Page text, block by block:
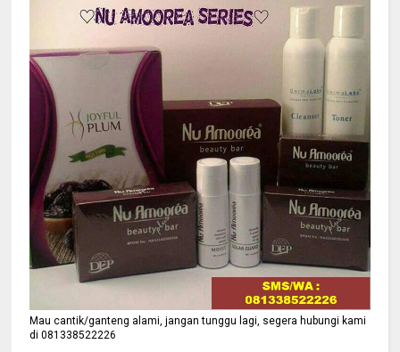
Mau cantik/ganteng alami, jangan tunggu lagi, segera hubungi kami
di 081338522226